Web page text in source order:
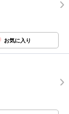
お気に入り